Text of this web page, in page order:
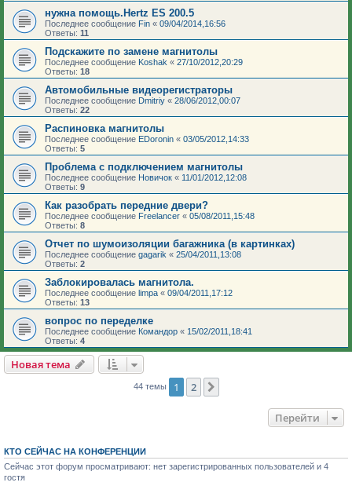
нужна помощь.Hertz ES 200.5
Последнее сообщение Fin « 09/04/2014,16:56
Ответы: 11
Подскажите по замене магнитолы
Последнее сообщение Koshak « 27/10/2012,20:29
Ответы: 18
Автомобильные видеорегистраторы
Последнее сообщение Dmitriy « 28/06/2012,00:07
Ответы: 22
Распиновка магнитолы
Последнее сообщение EDoronin « 03/05/2012,14:33
Ответы: 5
Проблема с подключением магнитолы
Последнее сообщение Новичок « 11/01/2012,12:08
Ответы: 9
Как разобрать передние двери?
Последнее сообщение Freelancer « 05/08/2011,15:48
Ответы: 8
Отчет по шумоизоляции багажника (в картинках)
Последнее сообщение gagarik « 25/04/2011,13:08
Ответы: 2
Заблокировалась магнитола.
Последнее сообщение limpa « 09/04/2011,17:12
Ответы: 13
вопрос по переделке
Последнее сообщение Командор « 15/02/2011,18:41
Ответы: 4
Новая тема
44 темы 1 2
Перейти
КТО СЕЙЧАС НА КОНФЕРЕНЦИИ
Сейчас этот форум просматривают: нет зарегистрированных пользователей и 4
гостя